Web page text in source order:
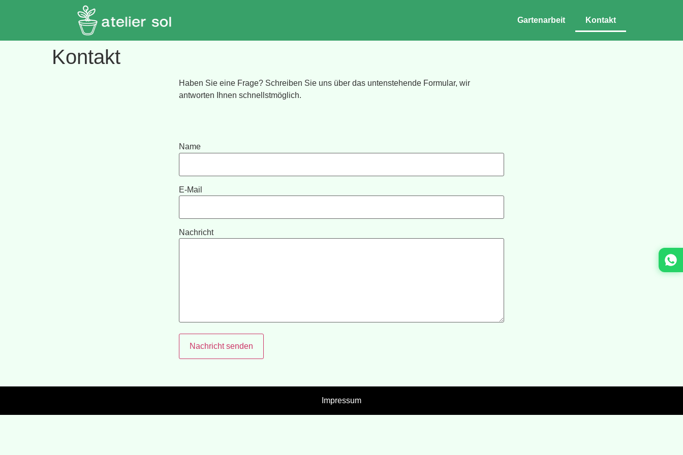
Gartenarbeit Kontakt
Kontakt
Haben Sie eine Frage? Schreiben Sie uns über das untenstehende Formular, wir
antworten Ihnen schnellstmöglich.
Name
E-Mail
Nachricht
Nachricht senden
Impressum